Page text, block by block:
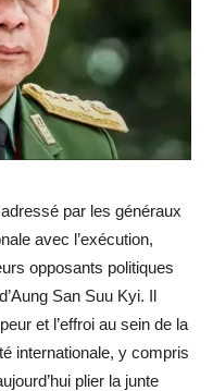
par les généraux
avec l’exécution,
opposants politiques
San Suu Kyi. Il
et l’effroi au sein de la
internationale, y compris
plier la junte